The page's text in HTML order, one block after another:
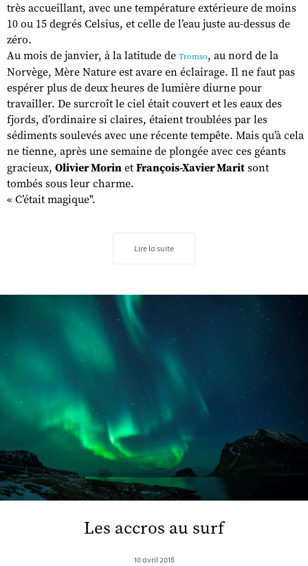
très accueillant, avec une température extérieure de moins
10 ou 15 degrés Celsius, et celle de l’eau juste au-dessus de
zéro.
Au mois de janvier, à la latitude de Tromso, au nord de la
Norvège, Mère Nature est avare en éclairage. Il ne faut pas
espérer plus de deux heures de lumière diurne pour
travailler. De surcroît le ciel était couvert et les eaux des
fjords, d’ordinaire si claires, étaient troublées par les
sédiments soulevés avec une récente tempête. Mais qu’à cela
ne tienne, après une semaine de plongée avec ces géants
gracieux, Olivier Morin et François-Xavier Marit sont
tombés sous leur charme.
« C’était magique".
Lire la suite
Les accros au surf
10 avril 2018